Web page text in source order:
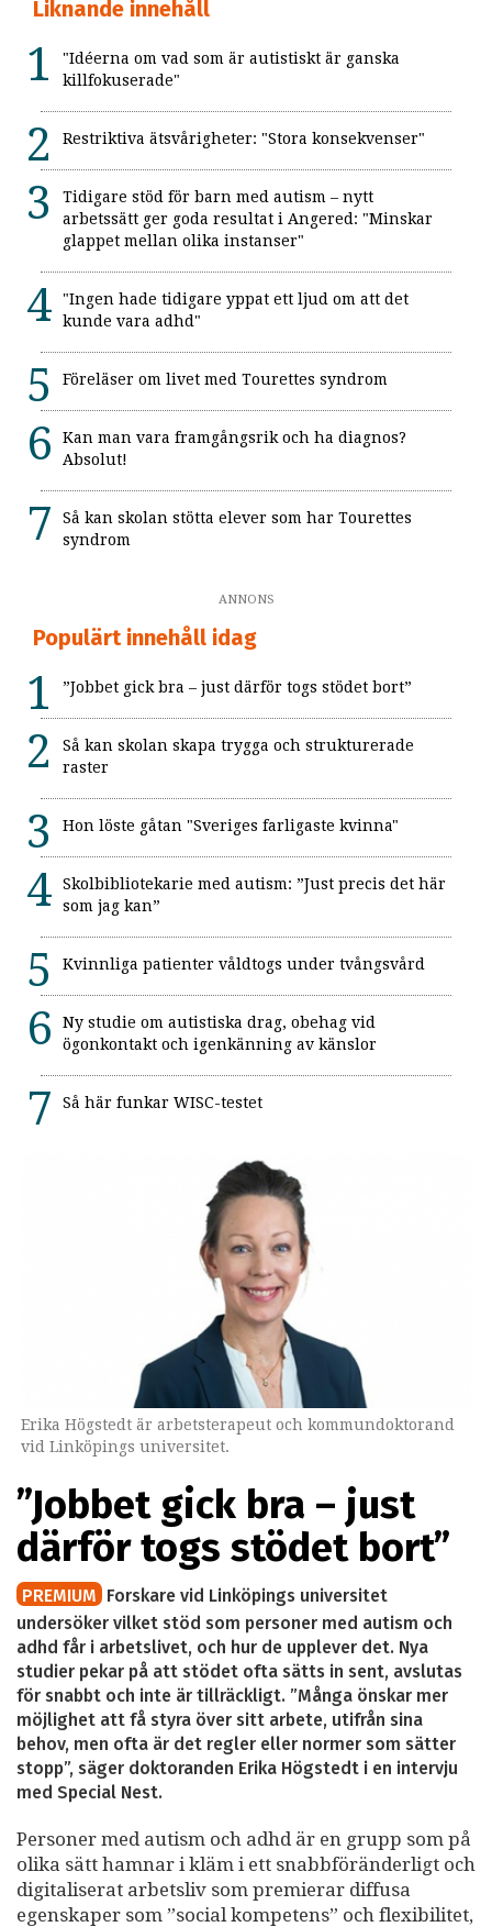
Liknande innehåll
"Idéerna om vad som är autistiskt är ganska
killfokuserade"
Restriktiva ätsvårigheter: "Stora konsekvenser"
Tidigare stöd för barn med autism – nytt
arbetssätt ger goda resultat i Angered: "Minskar
glappet mellan olika instanser"
"Ingen hade tidigare yppat ett ljud om att det
kunde vara adhd"
Föreläser om livet med Tourettes syndrom
Kan man vara framgångsrik och ha diagnos?
Absolut!
Så kan skolan stötta elever som har Tourettes
syndrom
ANNONS
Populärt innehåll idag
”Jobbet gick bra – just därför togs stödet bort”
Så kan skolan skapa trygga och strukturerade
raster
Hon löste gåtan "Sveriges farligaste kvinna"
Skolbibliotekarie med autism: ”Just precis det här
som jag kan”
Kvinnliga patienter våldtogs under tvångsvård
Ny studie om autistiska drag, obehag vid
ögonkontakt och igenkänning av känslor
Så här funkar WISC-testet
Erika Högstedt är arbetsterapeut och kommundoktorand
vid Linköpings universitet.
”Jobbet gick bra – just
därför togs stödet bort”
PREMIUM Forskare vid Linköpings universitet
undersöker vilket stöd som personer med autism och
adhd får i arbetslivet, och hur de upplever det. Nya
studier pekar på att stödet ofta sätts in sent, avslutas
för snabbt och inte är tillräckligt. ”Många önskar mer
möjlighet att få styra över sitt arbete, utifrån sina
behov, men ofta är det regler eller normer som sätter
stopp”, säger doktoranden Erika Högstedt i en intervju
med Special Nest.
Personer med autism och adhd är en grupp som på
olika sätt hamnar i kläm i ett snabbföränderligt och
digitaliserat arbetsliv som premierar diffusa
egenskaper som ”social kompetens” och flexibilitet,